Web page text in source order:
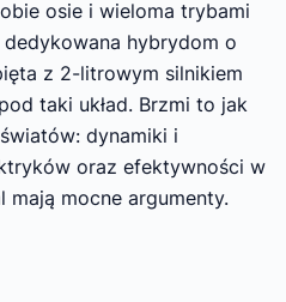
osie i wieloma trybami
dedykowana hybrydom o
z 2-litrowym silnikiem
taki układ. Brzmi to jak
dynamiki i
oraz efektywności w
mocne argumenty.